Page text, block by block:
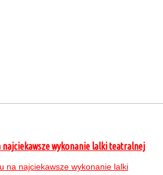
najciekawsze wykonanie lalki teatralnej